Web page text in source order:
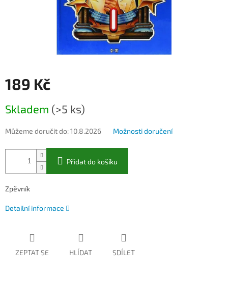
189 Kč
cena:
Skladem (>5 ks)
Můžeme doručit do:10.8.2026 Možnosti doručení
Přidat do košíku
Zpěvník
Detailní informace
ZEPTAT SE HLÍDAT SDÍLET